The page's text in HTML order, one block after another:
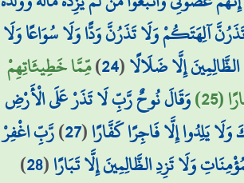
تَذَرُنَّ آلِهَتَكُمْ وَلَا تَذَرُنَّ وَدًّا وَلَا سُوَاعًا وَلَا
إِلَّا ضَلَالًا(
24
)مِّمَّا خَطِيئَاتِهِمْ
وَقَالَ نُوحٌ رَّبِّ لَا تَذَرْ عَلَى الْأَرْضِ
يَلِدُوا إِلَّا فَاجِرًا كَفَّارًا(
27
)رَّبِّ اغْفِرْ
وَلَا تَزِدِ الظَّالِمِينَ إِلَّا تَبَارًا(
28
)